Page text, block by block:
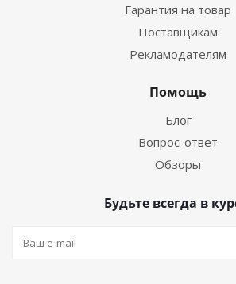
Гарантия на товар
Поставщикам
Рекламодателям
Помощь
Блог
Вопрос-ответ
Обзоры
Будьте всегда в